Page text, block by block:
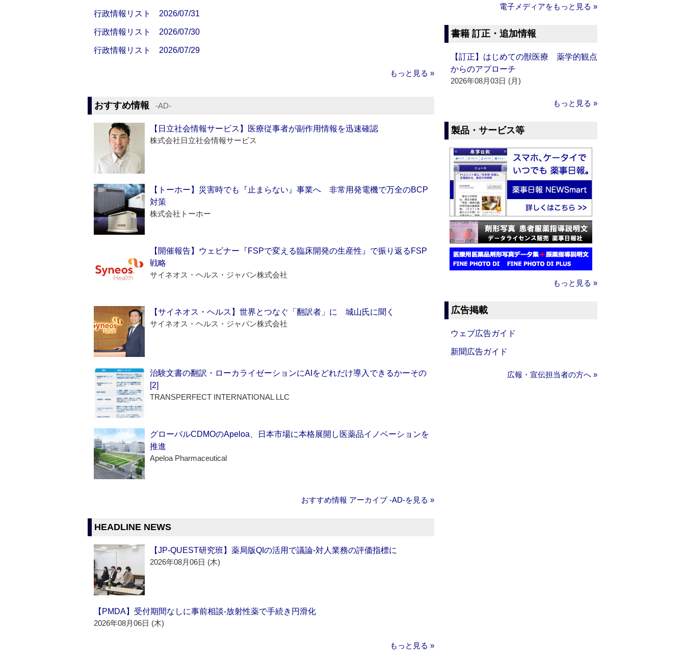
行政情報リスト 2026/07/31
行政情報リスト 2026/07/30
行政情報リスト 2026/07/29
もっと見る »
おすすめ情報 ‐AD‐
【日立社会情報サービス】医療従事者が副作用情報を迅速確認
株式会社日立社会情報サービス
【トーホー】災害時でも『止まらない』事業へ 非常用発電機で万全のBCP
対策
株式会社トーホー
【開催報告】ウェビナー『FSPで変える臨床開発の生産性』で振り返るFSP
戦略
サイネオス・ヘルス・ジャパン株式会社
【サイネオス・ヘルス】世界とつなぐ「翻訳者」に 城山氏に聞く
サイネオス・ヘルス・ジャパン株式会社
治験文書の翻訳・ローカライゼーションにAIをどれだけ導入できるかーその
[2]
TRANSPERFECT INTERNATIONAL LLC
グローバルCDMOのApeloa、日本市場に本格展開し医薬品イノベーションを
推進
Apeloa Pharmaceutical
おすすめ情報 アーカイブ ‐AD‐を見る »
HEADLINE NEWS
【JP-QUEST研究班】薬局版QIの活用で議論‐対人業務の評価指標に
2026年08月06日 (木)
【PMDA】受付期間なしに事前相談‐放射性薬で手続き円滑化
2026年08月06日 (木)
もっと見る »
電子メディアをもっと見る »
書籍 訂正・追加情報
【訂正】はじめての獣医療 薬学的観点
からのアプローチ
2026年08月03日 (月)
もっと見る »
製品・サービス等
もっと見る »
広告掲載
ウェブ広告ガイド
新聞広告ガイド
広報・宣伝担当者の方へ »